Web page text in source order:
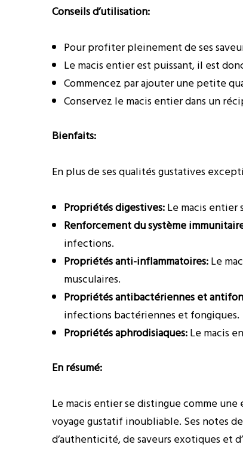
Conseils d’utilisation:
Pour profiter pleinement de ses
Le macis entier est puissant, il est
Commencez par ajouter une petite
Conservez le macis entier dans un
Bienfaits:
En plus de ses qualités gustatives
Propriétés digestives:Le macis entier
Renforcement du système
infections.
Propriétés anti-inflammatoires:Le
musculaires.
Propriétés antibactériennes et
infections bactériennes et fongiques.
Propriétés aphrodisiaques:Le macis
En résumé:
Le macis entier se distingue comme
voyage gustatif inoubliable. Ses notes
d’authenticité, de saveurs exotiques et